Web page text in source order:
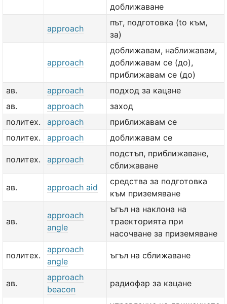
доближаване
approach
път, подготовка (to към,
за)
approach
доближавам, наближавам,
доближавам се (до),
приближавам се (до)
ав.
approach
подход за кацане
ав.
approach
заход
политех.
approach
приближавам се
политех.
approach доближавам се
политех. approach
подстъп, приближаване,
сближаване
ав. approach aid
средства за подготовка
към приземяване
ав.
approach
angle
ъгъл на наклона на
траекторията при
насочване за приземяване
политех.
approach
angle
ъгъл на сближаване
ав.
approach
beacon
радиофар за кацане